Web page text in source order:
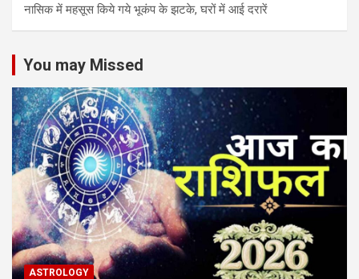
नासिक में महसूस किये गये भूकंप के झटके, घरों में आई दरारें
You may Missed
ASTROLOGY